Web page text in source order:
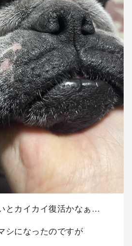
とカイカイ復活かなぁ…
シになったのですが